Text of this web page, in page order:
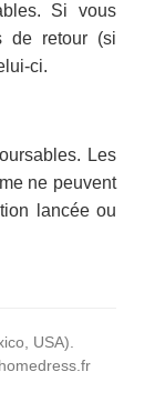
Si vous
de retour (si
ci.
Les
ne peuvent
lancée ou
USA).